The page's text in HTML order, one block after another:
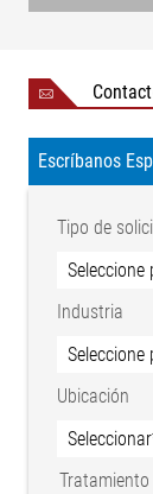
Escríbanos
Tipo de
Industria
Ubicación
Tratamiento